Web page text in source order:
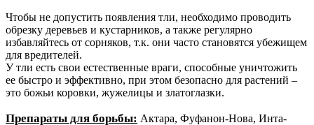
Чтобы не допустить появления тли, необходимо проводить
обрезку деревьев и кустарников, а также регулярно
избавляйтесь от сорняков, т.к. они часто становятся убежищем
для вредителей.
У тли есть свои естественные враги, способные уничтожить
ее быстро и эффективно, при этом безопасно для растений –
это божьи коровки, жужелицы и златоглазки.
Препараты для борьбы: Актара, Фуфанон-Нова, Инта-